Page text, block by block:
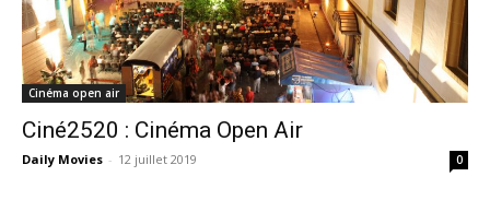
Cinéma open air
Ciné2520 : Cinéma Open Air
Daily Movies - 12 juillet 2019 0